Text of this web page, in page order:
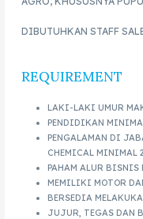
DIBUTUHKAN STAFF
REQUIREMENT
LAKI-LAKI UMUR
PENDIDIKAN
PENGALAMAN DI
CHEMICAL MINIMAL
PAHAM ALUR
MEMILIKI MOTOR
BERSEDIA
JUJUR, TEGAS DAN